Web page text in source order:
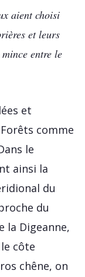
aient choisi
et leurs
entre le
et
comme
le
ainsi la
du
du
la Digeanne,
côte
chêne, on